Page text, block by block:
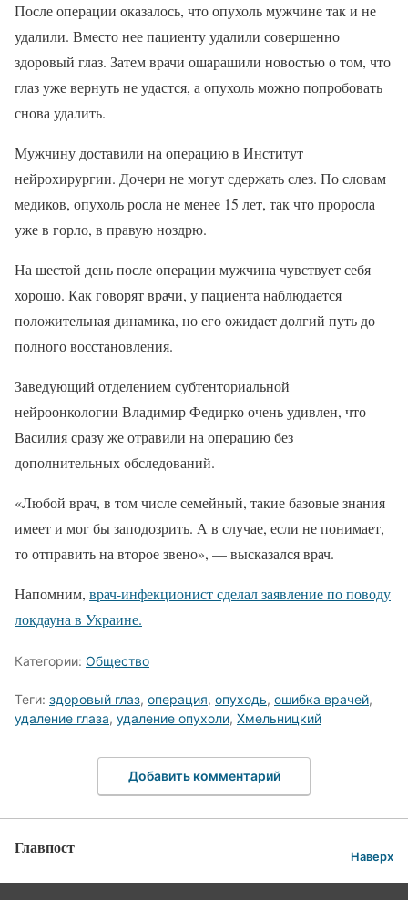
После операции оказалось, что опухоль мужчине так и не
удалили. Вместо нее пациенту удалили совершенно
здоровый глаз. Затем врачи ошарашили новостью о том, что
глаз уже вернуть не удастся, а опухоль можно попробовать
снова удалить.
Мужчину доставили на операцию в Институт
нейрохирургии. Дочери не могут сдержать слез. По словам
медиков, опухоль росла не менее 15 лет, так что проросла
уже в горло, в правую ноздрю.
На шестой день после операции мужчина чувствует себя
хорошо. Как говорят врачи, у пациента наблюдается
положительная динамика, но его ожидает долгий путь до
полного восстановления.
Заведующий отделением субтенториальной
нейроонкологии Владимир Федирко очень удивлен, что
Василия сразу же отравили на операцию без
дополнительных обследований.
«Любой врач, в том числе семейный, такие базовые знания
имеет и мог бы заподозрить. А в случае, если не понимает,
то отправить на второе звено», — высказался врач.
Напомним, врач-инфекционист сделал заявление по поводу
локдауна в Украине.
Категории: Общество
Теги: здоровый глаз, операция, опуходь, ошибка врачей,
удаление глаза, удаление опухоли, Хмельницкий
Добавить комментарий
Главпост Наверх